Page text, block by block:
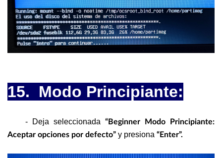
15. Modo Principiante:
- Deja seleccionada “Beginner Modo Principiante:
Aceptar opciones por defecto” y presiona “Enter”.